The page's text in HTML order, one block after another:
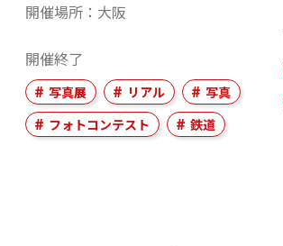
開催場所
大阪
開催終了
写真展 リアル
写真
フォトコンテスト
鉄道